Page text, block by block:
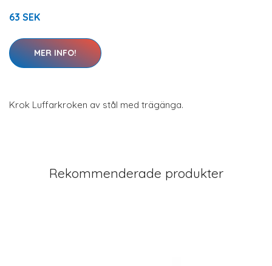
63 SEK
MER INFO!
Krok Luffarkroken av stål med trägänga.
Rekommenderade produkter